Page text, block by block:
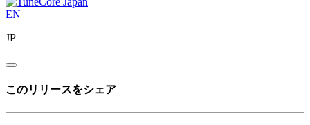
EN
JP
このリリースをシェア